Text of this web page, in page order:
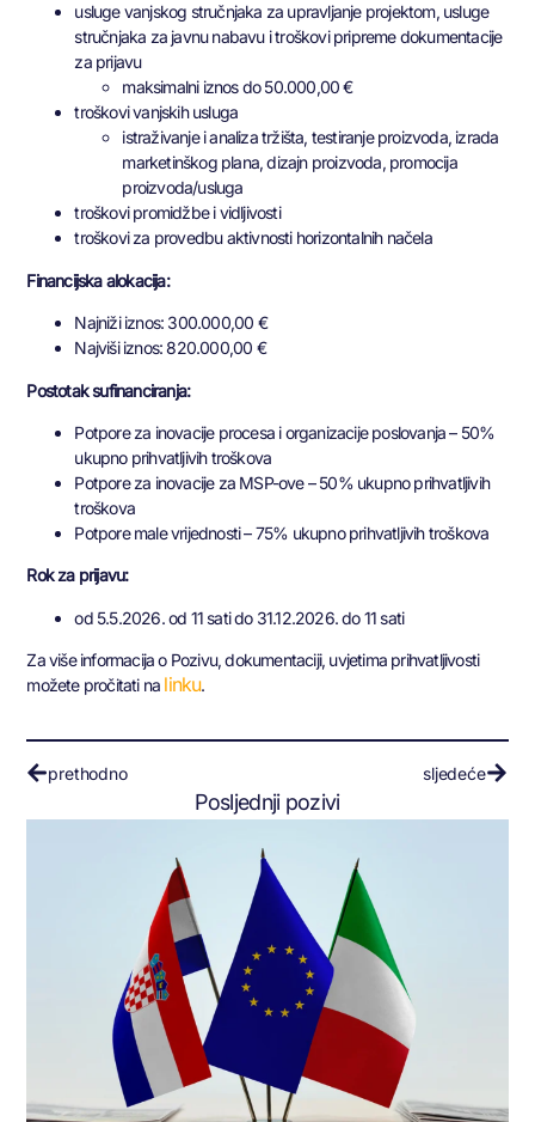
usluge vanjskog stručnjaka za upravljanje projektom, usluge
stručnjaka za javnu nabavu i troškovi pripreme dokumentacije
za prijavu
maksimalni iznos do 50.000,00 €
troškovi vanjskih usluga
istraživanje i analiza tržišta, testiranje proizvoda, izrada
marketinškog plana, dizajn proizvoda, promocija
proizvoda/usluga
troškovi promidžbe i vidljivosti
troškovi za provedbu aktivnosti horizontalnih načela
Financijska alokacija:
Najniži iznos: 300.000,00 €
Najviši iznos: 820.000,00 €
Postotak sufinanciranja:
Potpore za inovacije procesa i organizacije poslovanja – 50%
ukupno prihvatljivih troškova
Potpore za inovacije za MSP-ove – 50% ukupno prihvatljivih
troškova
Potpore male vrijednosti – 75% ukupno prihvatljivih troškova
Rok za prijavu:
od 5.5.2026. od 11 sati do 31.12.2026. do 11 sati
Za više informacija o Pozivu, dokumentaciji, uvjetima prihvatljivosti
možete pročitati na linku.
prethodno sljedeće
Posljednji pozivi